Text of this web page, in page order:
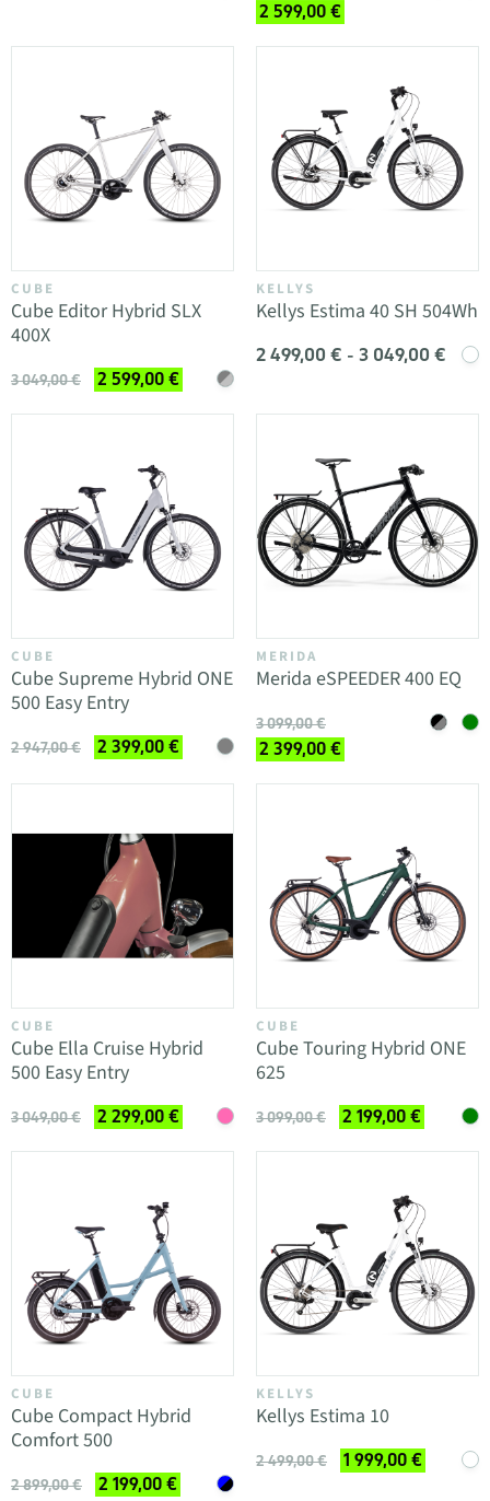
2 599,00 €
CUBE
Cube Editor Hybrid SLX
400X
3 049,00 € 2 599,00 €
KELLYS
Kellys Estima 40 SH 504Wh
2 499,00 € - 3 049,00 €
CUBE
Cube Supreme Hybrid ONE
500 Easy Entry
2 947,00 € 2 399,00 €
MERIDA
Merida eSPEEDER 400 EQ
3 099,00 €
2 399,00 €
CUBE
Cube Ella Cruise Hybrid
500 Easy Entry
3 049,00 € 2 299,00 €
CUBE
Cube Touring Hybrid ONE
625
3 099,00 € 2 199,00 €
CUBE
Cube Compact Hybrid
Comfort 500
2 899,00 € 2 199,00 €
KELLYS
Kellys Estima 10
2 499,00 € 1 999,00 €